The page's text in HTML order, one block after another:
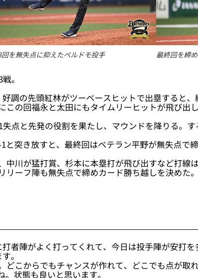
回を無失点に抑えたペルドモ投手 最終回を締
。
調の先頭紅林がツーベースヒットで出塁すると
の回福永と太田にもタイムリーヒットが飛び出
点と先発の役割を果たし、マウンドを降りる。
突き放すと、最終回はベテラン平野が無失点で締
中川が猛打賞、杉本に本塁打が飛び出すなど打線
リーフ陣も無失点で締めカード勝ち越しを決めた
者陣がよく打ってくれて、今日は投手陣が安打
。
こからでもチャンスが作れて、どこでも点が取
。状態も良いと思います。